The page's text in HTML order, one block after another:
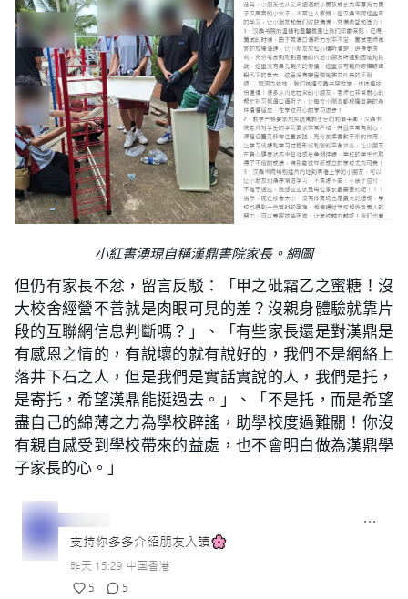
小紅書湧現自稱漢鼎書院家長。網圖
但仍有家長不忿，留言反駁：「甲之砒霜乙之蜜糖！沒
大校舍經營不善就是肉眼可見的差？沒親身體驗就靠片
段的互聯網信息判斷嗎？」、「有些家長還是對漢鼎是
有感恩之情的，有說壞的就有說好的，我們不是網絡上
落井下石之人，但是我們是實話實說的人，我們是托，
是寄托，希望漢鼎能挺過去。」、「不是托，而是希望
盡自己的綿薄之力為學校辟謠，助學校度過難關！你沒
有親自感受到學校帶來的益處，也不會明白做為漢鼎學
子家長的心。」